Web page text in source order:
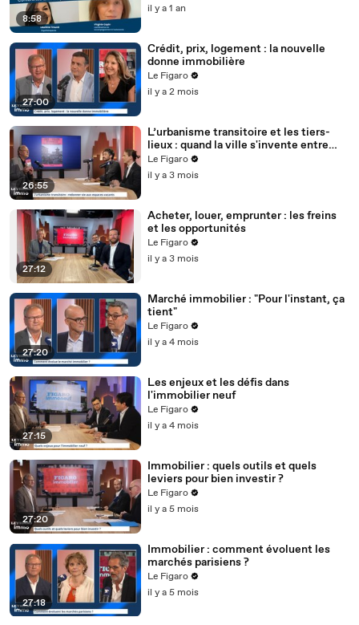
8:58
il y a 1 an
27:00
Crédit, prix, logement : la nouvelle
donne immobilière
Le Figaro
il y a 2 mois
26:55
L’urbanisme transitoire et les tiers-
lieux : quand la ville s'invente entre
deux vies
Le Figaro
il y a 3 mois
27:12
Acheter, louer, emprunter : les freins
et les opportunités
Le Figaro
il y a 3 mois
27:20
Marché immobilier : "Pour l'instant, ça
tient"
Le Figaro
il y a 4 mois
27:15
Les enjeux et les défis dans
l'immobilier neuf
Le Figaro
il y a 4 mois
27:20
Immobilier : quels outils et quels
leviers pour bien investir ?
Le Figaro
il y a 5 mois
27:18
Immobilier : comment évoluent les
marchés parisiens ?
Le Figaro
il y a 5 mois